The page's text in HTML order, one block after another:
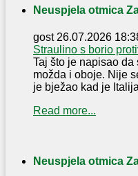
Neuspjela otmica
gost 26.07.2026
Straulino s borio
Taj što je napisao
možda i oboje. Nije
je bježao kad je
Read more...
Neuspjela otmica